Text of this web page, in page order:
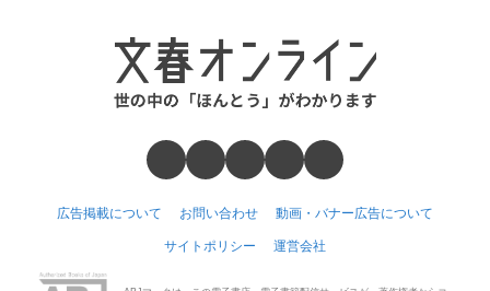
広告掲載について お問い合わせ 動画・バナー広告について
サイトポリシー 運営会社